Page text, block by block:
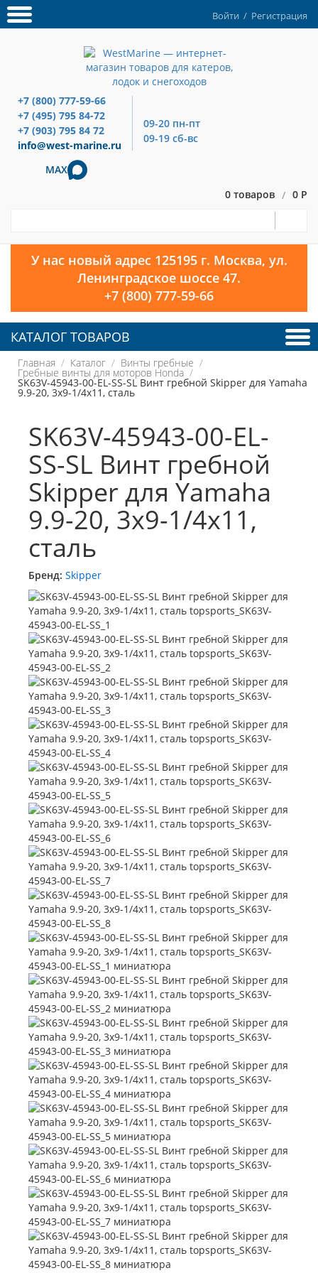
Войти / Регистрация
+7 (800) 777-59-66
+7 (495) 795 84-72
+7 (903) 795 84 72
info@west-marine.ru
09-20 пн-пт
09-19 сб-вс
MAX
0 товаров / 0 Р
У нас новый адрес 125195 г. Москва, ул.
Ленинградское шоссе 47.
+7 (800) 777-59-66
КАТАЛОГ ТОВАРОВ
Главная Каталог Винты гребные
Гребные винты для моторов Honda
SK63V-45943-00-EL-SS-SL Винт гребной Skipper для Yamaha
9.9-20, 3x9-1/4x11, сталь
SK63V-45943-00-EL-
SS-SL Винт гребной
Skipper для Yamaha
9.9-20, 3x9-1/4x11,
сталь
Бренд: Skipper